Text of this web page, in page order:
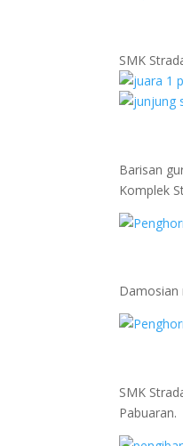
SMK
Barisan
Komplek
Damosian
SMK
Pabuaran.